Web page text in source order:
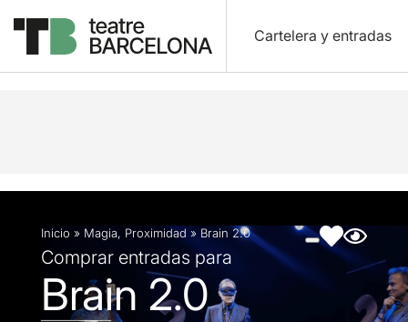
Cartelera y entradas
Descripción Ficha artística Fotos y vídeos
Inicio » Magia, Proximidad » Brain 2.0
Comprar entradas para
Brain 2.0